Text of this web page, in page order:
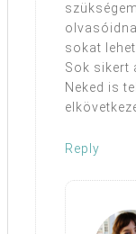
sokat
Sok sikert
Neked is
Reply